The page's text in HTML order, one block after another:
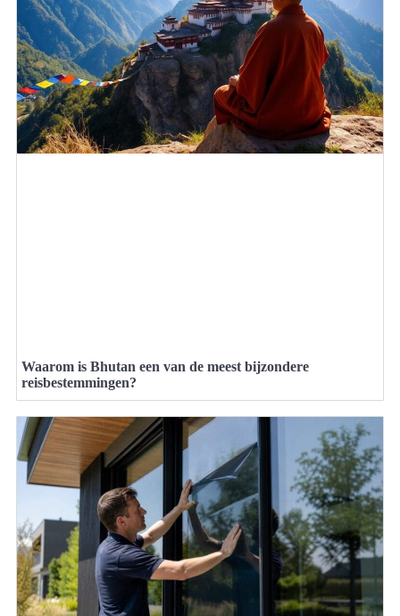
Waarom is Bhutan een van de meest bijzondere
reisbestemmingen?